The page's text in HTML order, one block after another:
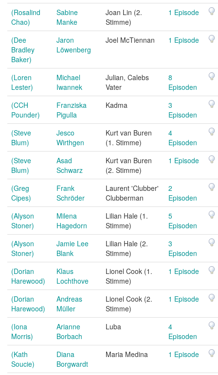
(Rosalind
Chao)
Sabine
Manke
Joan Lin (2.
Stimme)
1 Episode
(Dee
Bradley
Baker)
Jaron
Löwenberg
Joel McTiennan 1 Episode
(Loren
Lester)
Michael
Iwannek
Julian, Calebs
Vater
8
Episoden
(CCH
Pounder)
Franziska
Pigulla
Kadma
3
Episoden
(Steve
Blum)
Jesco
Wirthgen
Kurt van Buren
(1. Stimme)
4
Episoden
(Steve
Blum)
Asad
Schwarz
Kurt van Buren
(2. Stimme)
1 Episode
(Greg
Cipes)
Frank
Schröder
Laurent 'Clubber'
Clubberman
2
Episoden
(Alyson
Stoner)
Milena
Hagedorn
Lilian Hale (1.
Stimme)
5
Episoden
(Alyson
Stoner)
Jamie Lee
Blank
Lilian Hale (2.
Stimme)
3
Episoden
(Dorian
Harewood)
Klaus
Lochthove
Lionel Cook (1.
Stimme)
1 Episode
(Dorian
Harewood)
Andreas
Müller
Lionel Cook (2.
Stimme)
1 Episode
(Iona
Morris)
Arianne
Borbach
Luba
4
Episoden
(Kath
Soucie)
Diana
Borgwardt
Maria Medina 1 Episode